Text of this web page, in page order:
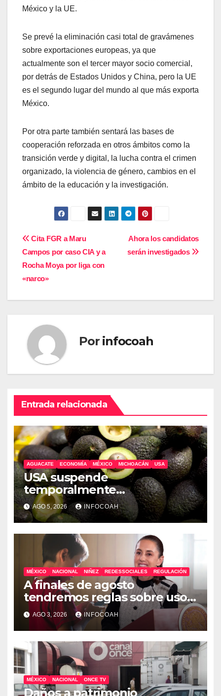
México y la UE.
Se prevé la eliminación casi total de gravámenes
sobre exportaciones europeas, ya que
actualmente son el tercer mayor socio comercial,
por detrás de Estados Unidos y China, pero la UE
es el segundo lugar del mundo al que más exporta
México.
Por otra parte también sentará las bases de
cooperación reforzada en otros ámbitos como la
transición verde y digital, la lucha contra el crimen
organizado, la violencia de género, cambios en el
ámbito de la educación y la investigación.
Navegación
de
entradas
Ahora los candidatos
serán investigados
Cita FGR a Maru
Campos por caso CIA y a
Rocha Moya por liga con
«narco»
Por infocoah
Entrada relacionada
AGUACATE ECONOMÍA MÉXICO MICHOACÁN USA
USA suspende
temporalmente
exportaciones de aguacate
michoacano
AGO 5, 2026 INFOCOAH
MÉXICO NACIONAL NIÑEZ REDESSOCIALES REGULACIÓN
A finales de agosto
tendremos reglas sobre uso
de celulares y redes sociales
en escuelas
AGO 3, 2026 INFOCOAH
MÉXICO NACIONAL ONCE TV
Daños a patrimonio